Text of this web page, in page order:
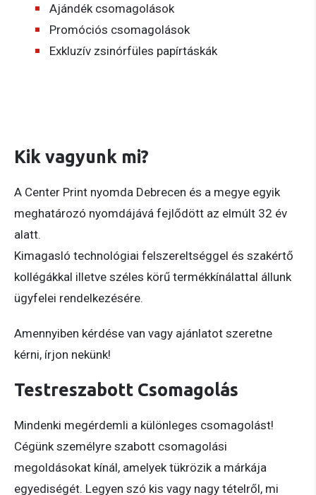
Ajándék csomagolások
Promóciós csomagolások
Exkluzív zsinórfüles papírtáskák
Kik vagyunk mi?
A Center Print nyomda Debrecen és a megye egyik
meghatározó nyomdájává fejlődött az elmúlt 32 év
alatt.
Kimagasló technológiai felszereltséggel és szakértő
kollégákkal illetve széles körű termékkínálattal állunk
ügyfelei rendelkezésére.
Amennyiben kérdése van vagy ajánlatot szeretne
kérni, írjon nekünk!
Testreszabott Csomagolás
Mindenki megérdemli a különleges csomagolást!
Cégünk személyre szabott csomagolási
megoldásokat kínál, amelyek tükrözik a márkája
egyediségét. Legyen szó kis vagy nagy tételről, mi